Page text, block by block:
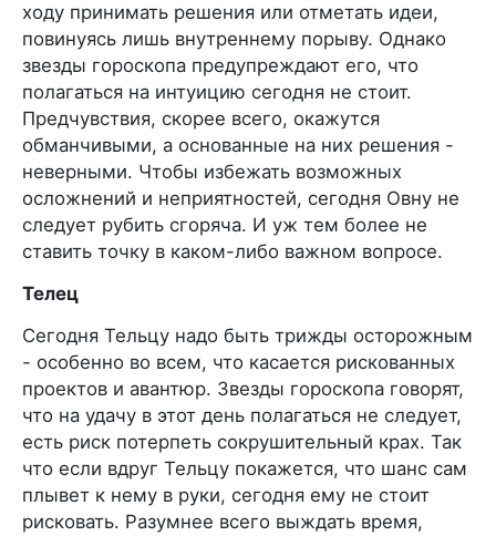
ходу принимать решения или отметать идеи,
повинуясь лишь внутреннему порыву. Однако
звезды гороскопа предупреждают его, что
полагаться на интуицию сегодня не стоит.
Предчувствия, скорее всего, окажутся
обманчивыми, а основанные на них решения -
неверными. Чтобы избежать возможных
осложнений и неприятностей, сегодня Овну не
следует рубить сгоряча. И уж тем более не
ставить точку в каком-либо важном вопросе.
Телец
Сегодня Тельцу надо быть трижды осторожным
- особенно во всем, что касается рискованных
проектов и авантюр. Звезды гороскопа говорят,
что на удачу в этот день полагаться не следует,
есть риск потерпеть сокрушительный крах. Так
что если вдруг Тельцу покажется, что шанс сам
плывет к нему в руки, сегодня ему не стоит
рисковать. Разумнее всего выждать время,